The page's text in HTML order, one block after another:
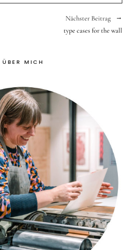
Nächster Beitrag
type cases for the wall
ÜBER MICH